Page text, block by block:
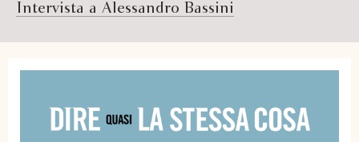
Intervista a Alessandro Bassini